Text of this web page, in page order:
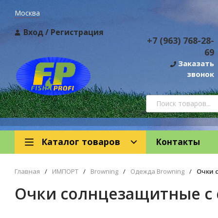
Москва
Вход/ Регистрация
+7 (963) 768-28-
69
Заказать
звонок
Каталог товаров Контакты
Главная / ИМПОРТ / Browning / Одежда Browning / Очки
Очки солнцезащитные